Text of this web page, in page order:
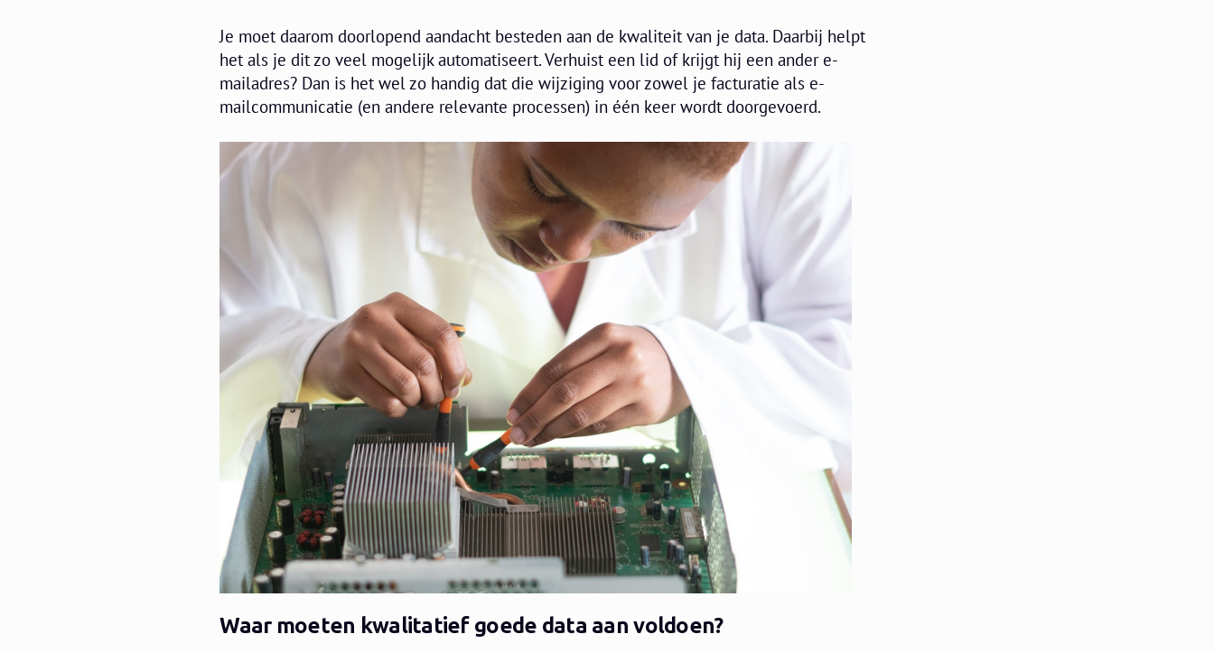
Je moet daarom doorlopend aandacht besteden aan de kwaliteit van je data. Daarbij helpt
het als je dit zo veel mogelijk automatiseert. Verhuist een lid of krijgt hij een ander e-
mailadres? Dan is het wel zo handig dat die wijziging voor zowel je facturatie als e-
mailcommunicatie (en andere relevante processen) in één keer wordt doorgevoerd.
Waar moeten kwalitatief goede data aan voldoen?